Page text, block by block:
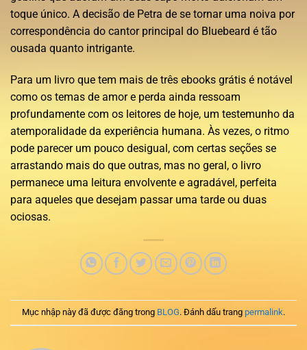
toque único. A decisão de Petra de se tornar uma noiva por
correspondência do cantor principal do Bluebeard é tão
ousada quanto intrigante.
Para um livro que tem mais de três ebooks grátis é notável
como os temas de amor e perda ainda ressoam
profundamente com os leitores de hoje, um testemunho da
atemporalidade da experiência humana. Às vezes, o ritmo
pode parecer um pouco desigual, com certas seções se
arrastando mais do que outras, mas no geral, o livro
permanece uma leitura envolvente e agradável, perfeita
para aqueles que desejam passar uma tarde ou duas
ociosas.
Mục nhập này đã được đăng trong BLOG. Đánh dấu trang permalink.